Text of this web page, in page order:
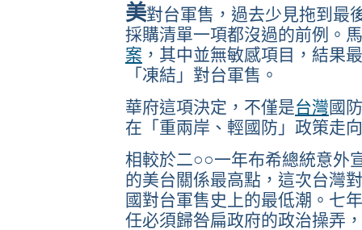
美對台軍售，過去少見拖到最
採購清單一項都沒過的前例。
案 ，其中並無敏感項目，結果
「凍結」對台軍售。
華府這項決定，不僅是台灣國防
在「重兩岸、輕國防」政策走
相較於二○○一年布希總統意外
的美台關係最高點，這次台灣
國對台軍售史上的最低潮。七
任必須歸咎扁政府的政治操弄